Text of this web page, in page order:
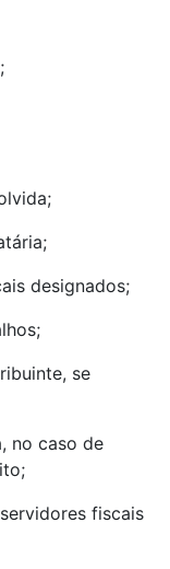
designados;
se
no caso de
fiscais